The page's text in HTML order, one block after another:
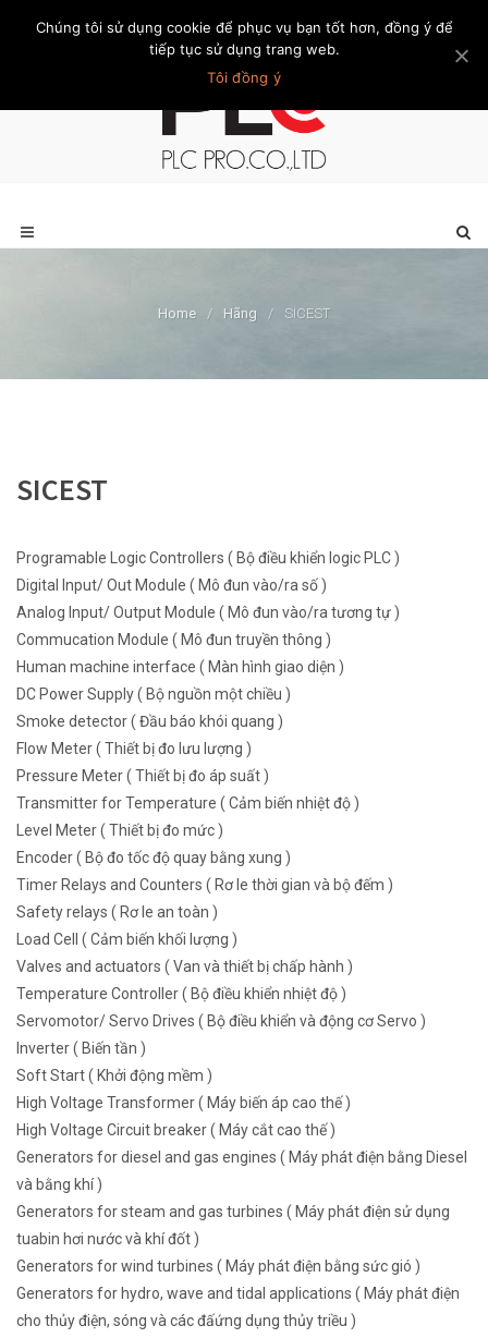
Trang chủ Giới thiệu Khách hàng Liên hệ Thành viên
Home / Hãng / SICEST
SICEST
Programable Logic Controllers ( Bộ điều khiển logic PLC )
Digital Input/ Out Module ( Mô đun vào/ra số )
Analog Input/ Output Module ( Mô đun vào/ra tương tự )
Commucation Module ( Mô đun truyền thông )
Human machine interface ( Màn hình giao diện )
DC Power Supply ( Bộ nguồn một chiều )
Smoke detector ( Đầu báo khói quang )
Flow Meter ( Thiết bị đo lưu lượng )
Pressure Meter ( Thiết bị đo áp suất )
Transmitter for Temperature ( Cảm biến nhiệt độ )
Level Meter ( Thiết bị đo mức )
Encoder ( Bộ đo tốc độ quay bằng xung )
Timer Relays and Counters ( Rơ le thời gian và bộ đếm )
Safety relays ( Rơ le an toàn )
Load Cell ( Cảm biến khối lượng )
Valves and actuators ( Van và thiết bị chấp hành )
Temperature Controller ( Bộ điều khiển nhiệt độ )
Servomotor/ Servo Drives ( Bộ điều khiển và động cơ Servo )
Inverter ( Biến tần )
Soft Start ( Khởi động mềm )
High Voltage Transformer ( Máy biến áp cao thế )
High Voltage Circuit breaker ( Máy cắt cao thế )
Generators for diesel and gas engines ( Máy phát điện bằng Diesel
và bằng khí )
Generators for steam and gas turbines ( Máy phát điện sử dụng
tuabin hơi nước và khí đốt )
Generators for wind turbines ( Máy phát điện bằng sức gió )
Generators for hydro, wave and tidal applications ( Máy phát điện
cho thủy điện, sóng và các đấứng dụng thủy triều )
Chúng tôi sử dụng cookie để phục vụ bạn tốt hơn, đồng ý để
tiếp tục sử dụng trang web.
Tôi đồng ý